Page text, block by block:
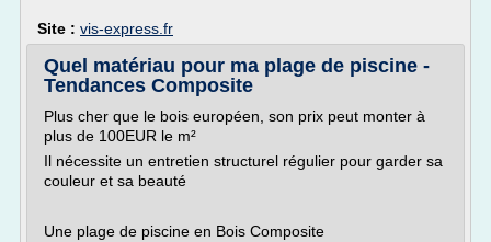
Site : vis-express.fr
Quel matériau pour ma plage de piscine -
Tendances Composite
Plus cher que le bois européen, son prix peut monter à
plus de 100EUR le m²
Il nécessite un entretien structurel régulier pour garder sa
couleur et sa beauté
Une plage de piscine en Bois Composite